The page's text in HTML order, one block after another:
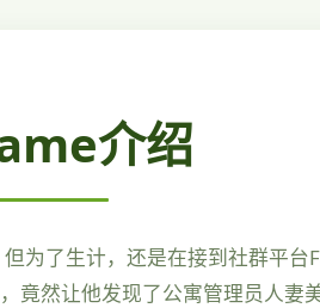
介绍
为了生计，还是在接到社群平
竟然让他发现了公寓管理员人妻